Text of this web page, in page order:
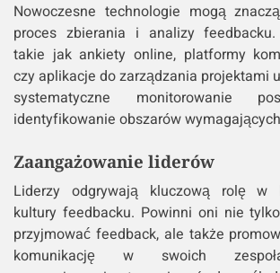
Nowoczesne technologie mogą
proces zbierania i analizy feedbacku.
takie jak ankiety online, platformy
czy aplikacje do zarządzania projektami
systematyczne monitorowanie
identyfikowanie obszarów
Zaangażowanie liderów
Liderzy odgrywają kluczową rolę w
kultury feedbacku. Powinni oni nie
przyjmować feedback, ale także
komunikację w swoich